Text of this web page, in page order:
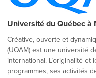
Université du Québec à
Créative, ouverte et
(UQAM) est une université
international. L’originalité
programmes, ses activités